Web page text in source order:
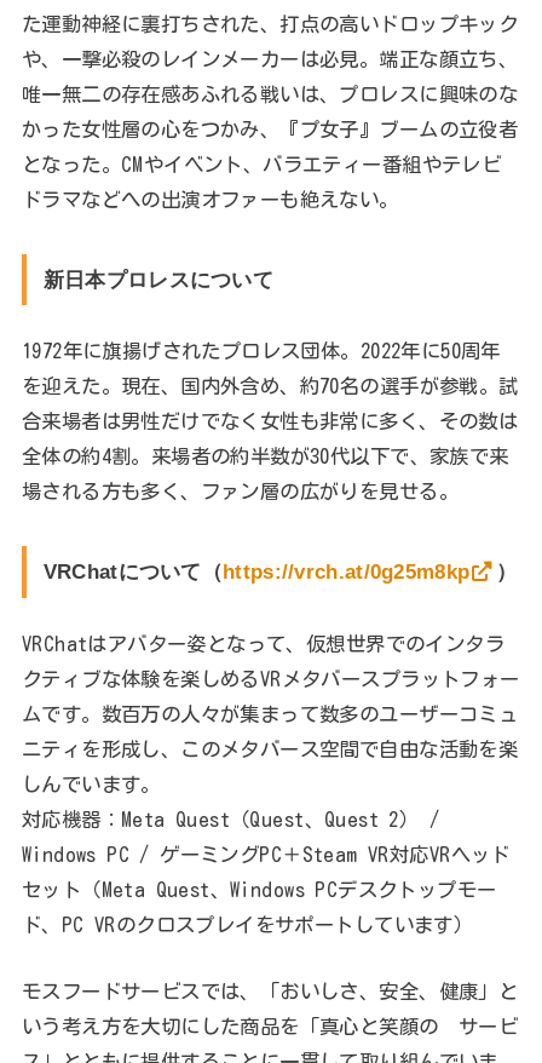
た運動神経に裏打ちされた、打点の高いドロップキック
や、一撃必殺のレインメーカーは必見。端正な顔立ち、
唯一無二の存在感あふれる戦いは、プロレスに興味のな
かった女性層の心をつかみ、『プ女子』ブームの立役者
となった。CMやイベント、バラエティー番組やテレビ
ドラマなどへの出演オファーも絶えない。
新日本プロレスについて
1972年に旗揚げされたプロレス団体。2022年に50周年
を迎えた。現在、国内外含め、約70名の選手が参戦。試
合来場者は男性だけでなく女性も非常に多く、その数は
全体の約4割。来場者の約半数が30代以下で、家族で来
場される方も多く、ファン層の広がりを見せる。
VRChatについて（https://vrch.at/0g25m8kp ）
VRChatはアバター姿となって、仮想世界でのインタラ
クティブな体験を楽しめるVRメタバースプラットフォー
ムです。数百万の人々が集まって数多のユーザーコミュ
ニティを形成し、このメタバース空間で自由な活動を楽
しんでいます。
対応機器：Meta Quest（Quest、Quest 2） /
Windows PC / ゲーミングPC＋Steam VR対応VRヘッド
セット（Meta Quest、Windows PCデスクトップモー
ド、PC VRのクロスプレイをサポートしています）
モスフードサービスでは、「おいしさ、安全、健康」と
いう考え方を大切にした商品を「真心と笑顔の サービ